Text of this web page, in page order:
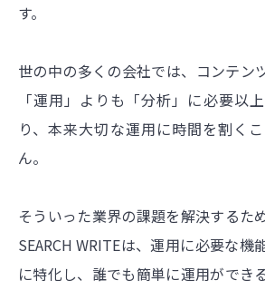
す。
世の中の多くの会社では、コンテン
「運用」よりも「分析」に必要以
り、本来大切な運用に時間を割く
ん。
そういった業界の課題を解決するた
SEARCH WRITEは、運用に必要な機
に特化し、誰でも簡単に運用ができ